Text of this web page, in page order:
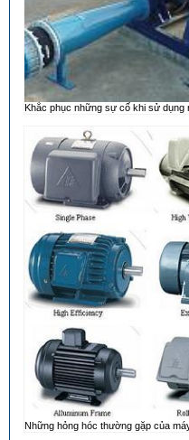
Khắc phục những sự cố khi sử dụng
Những hỏng hóc thường gặp của